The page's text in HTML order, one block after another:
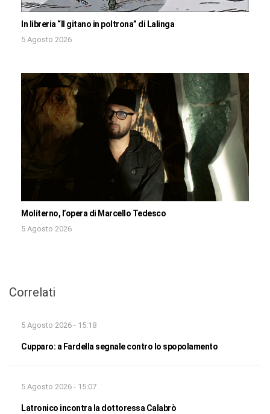
In libreria “Il gitano in poltrona” di Lalinga
5 Agosto 2026
Moliterno, l’opera di Marcello Tedesco
5 Agosto 2026
Correlati
5 Agosto 2026 - 15:18
Cupparo: a Fardella segnale contro lo spopolamento
5 Agosto 2026 - 15:07
Latronico incontra la dottoressa Calabrò